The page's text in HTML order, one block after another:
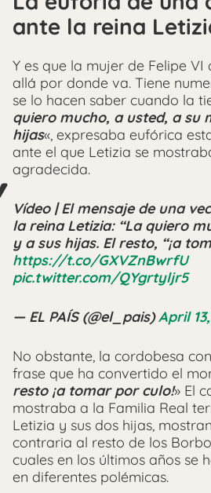
ante la reina
Y es que la mujer de Felipe VI
allá por donde va. Tiene
se lo hacen saber cuando la
quiero mucho, a usted, a su
hijas«, expresaba eufórica
ante el que Letizia se
agradecida.
Vídeo | El mensaje de una
la reina Letizia: “La quiero
y a sus hijas. El resto, “¡a
https://t.co/GXVZnBwrfU
pic.twitter.com/QYgrtyljr5
— EL PAÍS (@el_pais)April
No obstante, la cordobesa
frase que ha convertido el
resto ¡a tomar por culo!» El
mostraba a la Familia Real
Letizia y sus dos hijas,
contraria al resto de los
cuales en los últimos años se
en diferentes polémicas.